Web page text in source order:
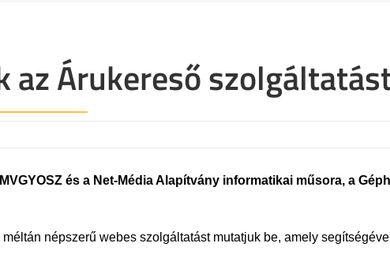
az Árukereső
és a Net-Média Alapítvány informatikai műsora, a
népszerű webes szolgáltatást mutatjuk be, amely